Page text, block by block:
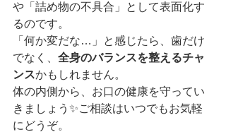
や「詰め物の不具合」として表面化す
るのです。
「何か変だな…」と感じたら、歯だけ
でなく、 全身のバランスを整えるチャ
ンスかもしれません。
体の内側から、お口の健康を守ってい
きましょう✨ご相談はいつでもお気軽
にどうぞ。